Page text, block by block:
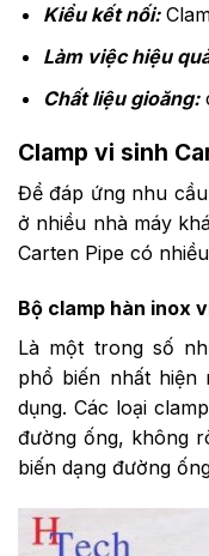
Kiểu kết nối:
Làm việc hiệu
Chất liệu gioăng:
Clamp vi sinh
Để đáp ứng nhu
ở nhiều nhà máy
Carten Pipe có
Bộ clamp hàn inox
Là một trong số
phổ biến nhất hiện
dụng. Các loại
đường ống, không
biến dạng đường